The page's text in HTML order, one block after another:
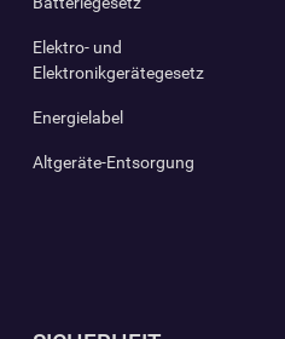
Elektro- und
Elektronikgerätegesetz
Energielabel
Altgeräte-Entsorgung